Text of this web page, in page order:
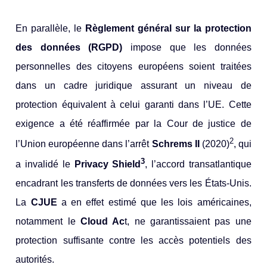
En parallèle, le Règlement général sur la protection
des données (RGPD) impose que les données
personnelles des citoyens européens soient traitées
dans un cadre juridique assurant un niveau de
protection équivalent à celui garanti dans l’UE. Cette
exigence a été réaffirmée par la Cour de justice de
l’Union européenne dans l’arrêt Schrems II (2020)2, qui
a invalidé le Privacy Shield3, l’accord transatlantique
encadrant les transferts de données vers les États-Unis.
La CJUE a en effet estimé que les lois américaines,
notamment leCloud Act, ne garantissaient pas une
protection suffisante contre les accès potentiels des
autorités.